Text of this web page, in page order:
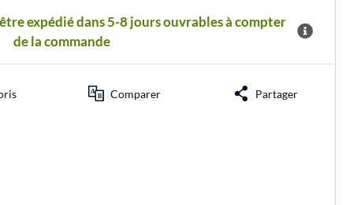
expédié dans 5-8 jours ouvrables à compter
de la commande
Comparer Partager